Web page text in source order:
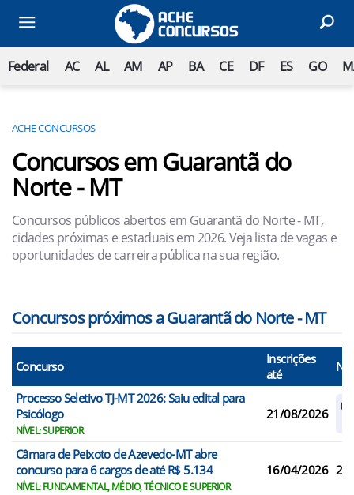
Federal AC AL AM AP BA CE DF ES GO
ACHE CONCURSOS
Concursos em Guarantã do
Norte - MT
Concursos públicos abertos em Guarantã do Norte - MT,
cidades próximas e estaduais em 2026. Veja lista de vagas e
oportunidades de carreira pública na sua região.
Concursos próximos a Guarantã do Norte - MT
Concurso
Inscrições
até
N°
Processo Seletivo TJ-MT 2026: Saiu edital para
Psicólogo
NÍVEL: SUPERIOR
21/08/2026
Câmara de Peixoto de Azevedo-MT abre
concurso para 6 cargos de até R$ 5.134
NÍVEL: FUNDAMENTAL, MÉDIO, TÉCNICO E SUPERIOR
16/04/2026 2